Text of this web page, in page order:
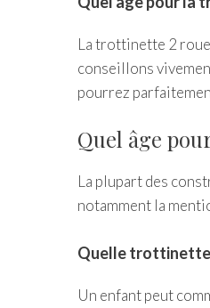
La trottinette 2
conseillons
pourrez
Quel âge
La plupart des
notamment la
Quelle trottinette
Un enfant peut